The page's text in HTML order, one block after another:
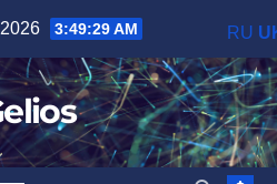
3:49:30 AM RU